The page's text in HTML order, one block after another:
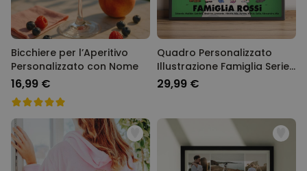
Bicchiere per l’Aperitivo
Personalizzato con Nome
16,99 €
Quadro Personalizzato
Illustrazione Famiglia Serie
Animata
29,99 €